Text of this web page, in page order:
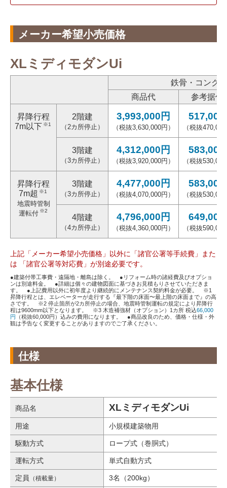
メーカー希望小売価格
XLミディモダンUi
鉄骨・コンク
商品代
参考据付
昇降行程
7m以下 ※1
2階建
（2カ所停止）
3,993,000円
（税抜3,630,000円）
517,000
（税抜
3階建
（3カ所停止）
4,312,000円
（税抜3,920,000円）
583,000
（税抜
昇降行程
7m超 ※1
地震時管制
運転付 ※2
3階建
（3カ所停止）
4,477,000円
（税抜4,070,000円）
583,000
（税抜
4階建
（4カ所停止）
4,796,000円
（税抜4,360,000円）
649,000
（税抜
上記「メーカー希望小売価格」以外に「諸官公署等手続費」また
は 「諸官公署等対応費」が別途必要です。
●建築付帯工事費・遠隔地・離島は除く。 ●リフォーム時の諸経費及びオプショ
ンは別途料金。 ●詳細は個々の建物図面に基づきお見積もりさせていただきま
す。 ●上記費用以外に初年度より継続的にメンテナンス契約料金が必要。 ※1
昇降行程とは、エレベーターが走行する『最下階の床面〜最上階の床面まで』の高
さです。 ※2 停止箇所が2カ所停止の場合、地震時管制運転の規定により昇降行
程は9600mm以下となります。 ※3 木造補強材（オプション）1カ所 税込66,000
円 （税抜60,000円）込みの費用になります。 ●商品改良のため、価格・仕様・外
観は予告なく変更することがありますのでご了承ください。
仕様
基本仕様
商品名 XLミディモダンUi
用途 小規模建築物用
駆動方式 ロープ式（巻胴式）
運転方式 単式自動方式
定員 （積載量） 3名（200kg）